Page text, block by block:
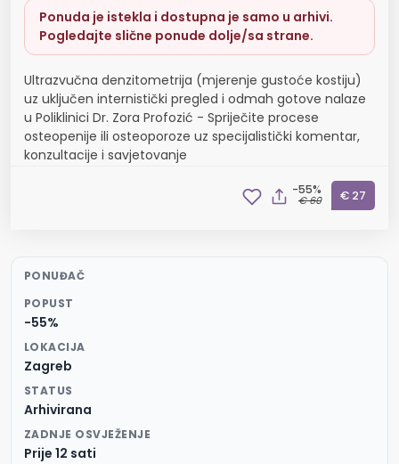
Ponuda je istekla i dostupna je samo u arhivi.
Pogledajte slične ponude dolje/sa strane.
Ultrazvučna denzitometrija (mjerenje gustoće kostiju)
uz uključen internistički pregled i odmah gotove nalaze
u Poliklinici Dr. Zora Profozić - Spriječite procese
osteopenije ili osteoporoze uz specijalistički komentar,
konzultacije i savjetovanje
-55%
€ 60 € 27
PONUĐAČ
POPUST
-55%
LOKACIJA
Zagreb
STATUS
Arhivirana
ZADNJE OSVJEŽENJE
Prije 12 sati